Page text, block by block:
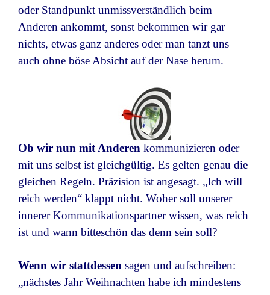
oder Standpunkt unmissverständlich beim
Anderen ankommt, sonst bekommen wir gar
nichts, etwas ganz anderes oder man tanzt uns
auch ohne böse Absicht auf der Nase herum.
Ob wir nun mit Anderen kommunizieren oder
mit uns selbst ist gleichgültig. Es gelten genau die
gleichen Regeln. Präzision ist angesagt. „Ich will
reich werden“ klappt nicht. Woher soll unserer
innerer Kommunikationspartner wissen, was reich
ist und wann bitteschön das denn sein soll?
Wenn wir stattdessen sagen und aufschreiben:
„nächstes Jahr Weihnachten habe ich mindestens